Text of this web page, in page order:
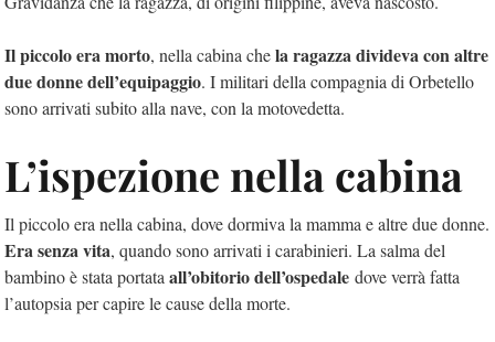
Il piccolo era morto, nella cabina chela ragazza divideva con altre
due donne dell’equipaggio. I militari della compagnia di Orbetello
sono arrivati subito alla nave, con la motovedetta.
L’ispezione nella cabina
Il piccolo era nella cabina, dove dormiva la mamma e altre due donne.
Era senza vita, quando sono arrivati i carabinieri. La salma del
bambino è stata portata all’obitorio dell’ospedale dove verrà fatta
l’autopsia per capire le cause della morte.